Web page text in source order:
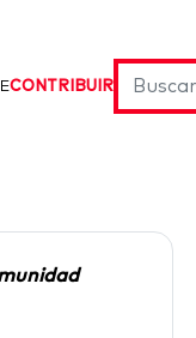
CONTRIBUIR